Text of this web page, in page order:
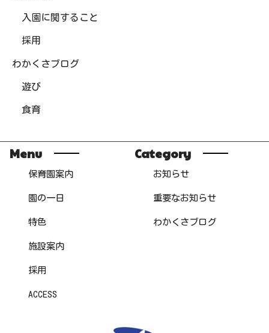
入園に関すること
採用
わかくさブログ
遊び
食育
Menu
保育園案内
園の一日
特色
施設案内
採用
ACCESS
Category
お知らせ
重要なお知らせ
わかくさブログ